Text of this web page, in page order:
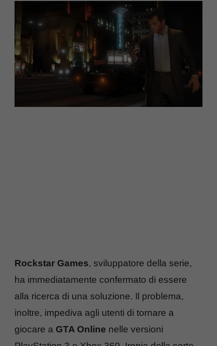
Rockstar Games, sviluppatore della serie,
ha immediatamente confermato di essere
alla ricerca di una soluzione. Il problema,
inoltre, impediva agli utenti di tornare a
giocare a GTA Online nelle versioni